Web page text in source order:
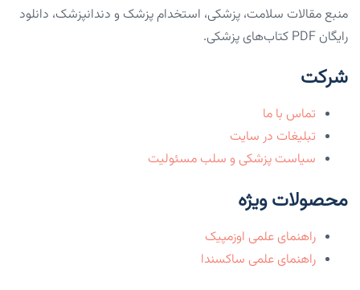
منبع مقالات سلامت، پزشکی، استخدام پزشک و دندانپزشک، دانلود
رایگان PDF کتاب‌های پزشکی.
شرکت
تماس با ما
تبلیغات در سایت
سیاست پزشکی و سلب مسئولیت
محصولات ویژه
راهنمای علمی اوزمپیک
راهنمای علمی ساکسندا